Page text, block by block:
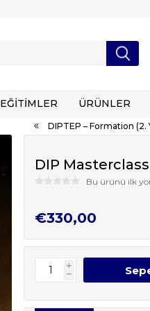
EĞİTİMLER ÜRÜNLER
DIPTEP – Formation (2.
DIP
Bu ürünü ilk
€330,00
i
h